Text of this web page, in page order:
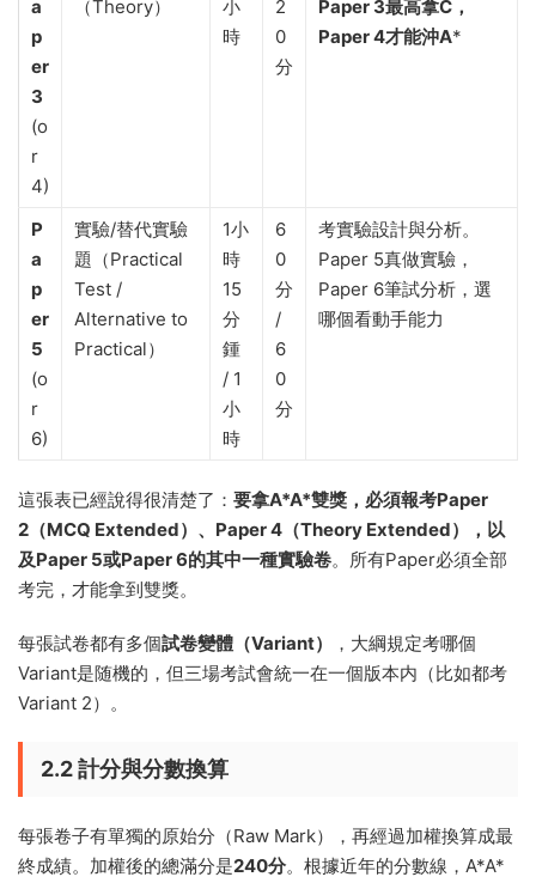
a
p
er
3
(o
r
4)
（Theory）
小
時
2
0
分
Paper 3最高拿C，
Paper 4才能沖A*
P
a
p
er
5
(o
r
6)
實驗/替代實驗
題（Practical
Test /
Alternative to
Practical）
1小
時
15
分
鍾
/ 1
小
時
6
0
分
/
6
0
分
考實驗設計與分析。
Paper 5真做實驗，
Paper 6筆試分析，選
哪個看動手能力
這張表已經說得很清楚了： 要拿A*A*雙獎，必須報考Paper
2（MCQ Extended）、Paper 4（Theory Extended），以
及Paper 5或Paper 6的其中一種實驗卷。所有Paper必須全部
考完，才能拿到雙獎。
每張試卷都有多個試卷變體（Variant）
，大綱規定考哪個
Variant是随機的，但三場考試會統一在一個版本内（比如都考
Variant 2）。
2.2 計分與分數換算
每張卷子有單獨的原始分（Raw Mark），再經過加權換算成最
終成績。加權後的總滿分是240分。根據近年的分數線，A*A*